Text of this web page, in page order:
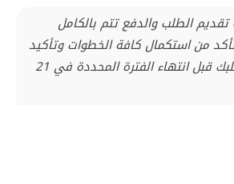
تقديم الطلب والدفع تتم بالكامل
من استكمال كافة الخطوات وتأكيد
الدفع لضمان قبول طلبك قبل انتهاء الفترة المحددة في 21